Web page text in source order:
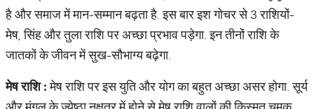
है और समाज में मान-सम्मान बढ़ता है. इस बार इश गोचर से 3 राशियों-
मेष, सिंह और तुला राशि पर अच्छा प्रभाव पड़ेगा. इन तीनों राशि के
जातकों के जीवन में सुख-सौभाग्य बढ़ेगा.
मेषराशि: मेष राशि पर इस युति और योग का बहुत अच्छा असर होगा. सूर्य